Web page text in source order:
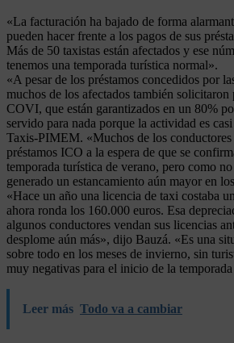
«La facturación ha bajado de forma
pueden hacer frente a los pagos de sus
Más de 50 taxistas están afectados y ese
tenemos una temporada turística normal».
«A pesar de los préstamos concedidos por
muchos de los afectados también
COVI, que están garantizados en un 80%
servido para nada porque la actividad es
Taxis-PIMEM. «Muchos de los
préstamos ICO a la espera de que se
temporada turística de verano, pero como
generado un estancamiento aún mayor en
«Hace un año una licencia de taxi costaba
ahora ronda los 160.000 euros. Esa
algunos conductores vendan sus licencias
desplome aún más», dijo Bauzá. «Es una
sobre todo en los meses de invierno, sin
muy negativas para el inicio de la
Leer más Todo va a cambiar